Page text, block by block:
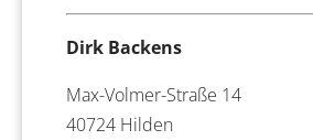
Dirk Backens
Max-Volmer-Straße 14
40724 Hilden